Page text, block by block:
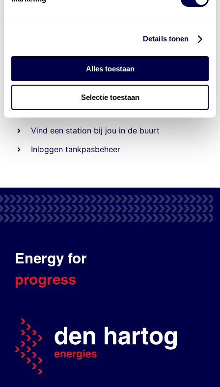
Details tonen
Alles toestaan
Selectie toestaan
tankstationsen duizenden
laadpassen
Den Hartog tank- en laadpas
Vind een station bij jou in de buurt
Inloggen tankpasbeheer
Energy for
progress